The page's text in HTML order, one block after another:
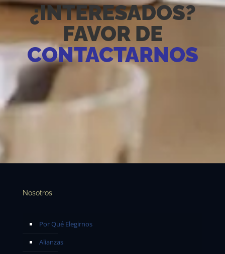
¿INTERESADOS?
FAVOR DE
CONTACTARNOS
Nosotros
Por Qué Elegirnos
Alianzas